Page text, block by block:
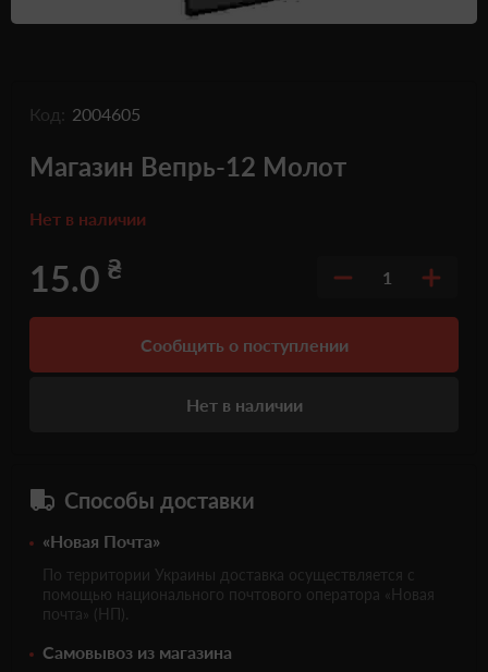
Код: 2004605
Магазин Вепрь-12 Молот
Нет в наличии
15.0 ₴ 1
Сообщить о поступлении
Нет в наличии
Способы доставки
«Новая Почта»
По территории Украины доставка осуществляется с
помощью национального почтового оператора «Новая
почта» (НП).
Самовывоз из магазина